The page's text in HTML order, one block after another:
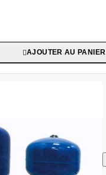
AJOUTER AU PANIER